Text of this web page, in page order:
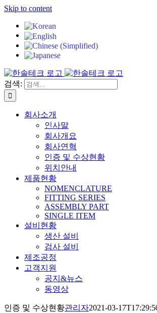
Skip to content
검색:
회사소개
인사말
회사개요
회사연혁
인증 및 수상현황
위치안내
제품현황
NOMENCLATURE
FITTING SERIES
ASSEMBLY PART
SINGLE ITEM
설비현황
생산 설비
검사 설비
제조공정
고객지원
공지&뉴스
동영상
인증 및 수상현황관리자2021-03-